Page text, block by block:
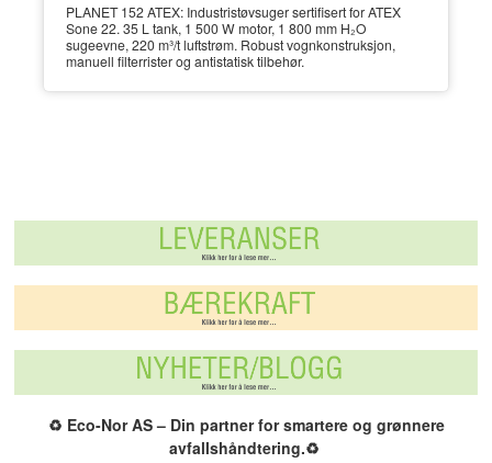
PLANET 152 ATEX: Industristøvsuger sertifisert for ATEX
Sone 22. 35 L tank, 1 500 W motor, 1 800 mm H₂O
sugeevne, 220 m³/t luftstrøm. Robust vognkonstruksjon,
manuell filterrister og antistatisk tilbehør.
♻️ Eco-Nor AS – Din partner for smartere og grønnere
avfallshåndtering.♻️